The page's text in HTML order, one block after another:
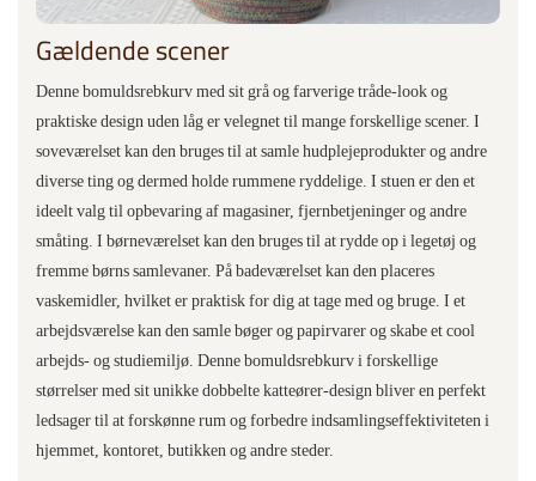
Gældende scener
Denne bomuldsrebkurv med sit grå og farverige tråde-look og
praktiske design uden låg er velegnet til mange forskellige scener. I
soveværelset kan den bruges til at samle hudplejeprodukter og andre
diverse ting og dermed holde rummene ryddelige. I stuen er den et
ideelt valg til opbevaring af magasiner, fjernbetjeninger og andre
småting. I børneværelset kan den bruges til at rydde op i legetøj og
fremme børns samlevaner. På badeværelset kan den placeres
vaskemidler, hvilket er praktisk for dig at tage med og bruge. I et
arbejdsværelse kan den samle bøger og papirvarer og skabe et cool
arbejds- og studiemiljø. Denne bomuldsrebkurv i forskellige
størrelser med sit unikke dobbelte katteører-design bliver en perfekt
ledsager til at forskønne rum og forbedre indsamlingseffektiviteten i
hjemmet, kontoret, butikken og andre steder.